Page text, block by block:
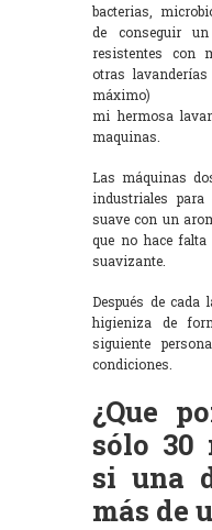
bacterias,
de conseguir
resistentes con
otras
máximo)
mi hermosa
maquinas.
Las máquinas
industriales
suave con un
que no hace
suavizante.
Después de cada
higieniza de
siguiente
condiciones.
¿Que
sólo 30
si una
más de